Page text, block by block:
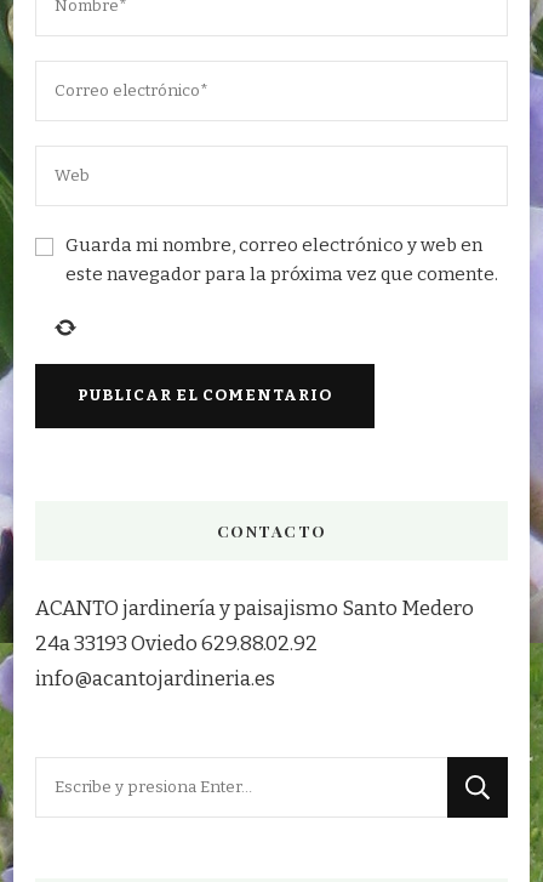
Guarda mi nombre, correo electrónico y web en
este navegador para la próxima vez que comente.
CONTACTO
ACANTO jardinería y paisajismo Santo Medero
24a 33193 Oviedo 629.88.02.92
info@acantojardineria.es